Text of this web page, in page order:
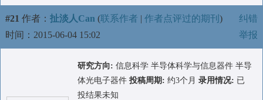
#21 作者： 扯淡人Can (联系作者 | 作者点评过的期刊 )
时间：2015-06-04 15:02
纠错
举报
研究方向: 信息科学 半导体科学与信息器件 半导
体光电子器件 投稿周期: 约3个月 录用情况: 已
投结果未知